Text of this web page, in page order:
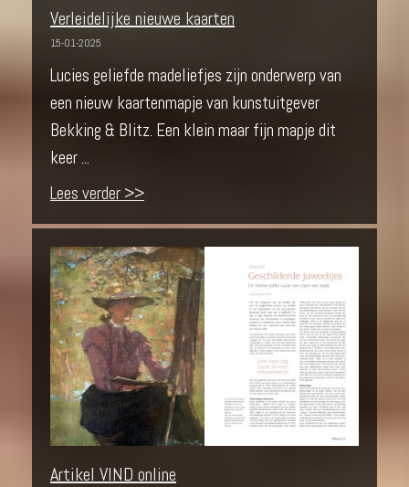
Verleidelijke nieuwe kaarten
15-01-2025
Lucies geliefde madeliefjes zijn onderwerp van
een nieuw kaartenmapje van kunstuitgever
Bekking & Blitz. Een klein maar fijn mapje dit
keer ...
Lees verder >>
Artikel VIND online